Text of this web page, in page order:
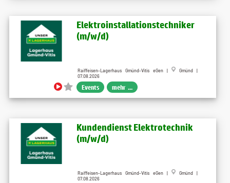
Elektroinstallationstechniker
(m/w/d)
Raiffeisen-Lagerhaus Gmünd-Vitis eGen |
Gmünd |
07.08.2026
Events mehr ...
Kundendienst Elektrotechnik
(m/w/d)
Raiffeisen-Lagerhaus Gmünd-Vitis eGen |
Gmünd |
07.08.2026